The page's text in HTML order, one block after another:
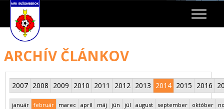
Toggle
ARCHÍV ČLÁNKOV
2007 2008 2009 2010 2011 2012 2013 2014 2015 2016
január február marec apríl máj jún júl august september október